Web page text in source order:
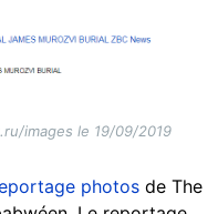
images le 19/09/2019
photos de The